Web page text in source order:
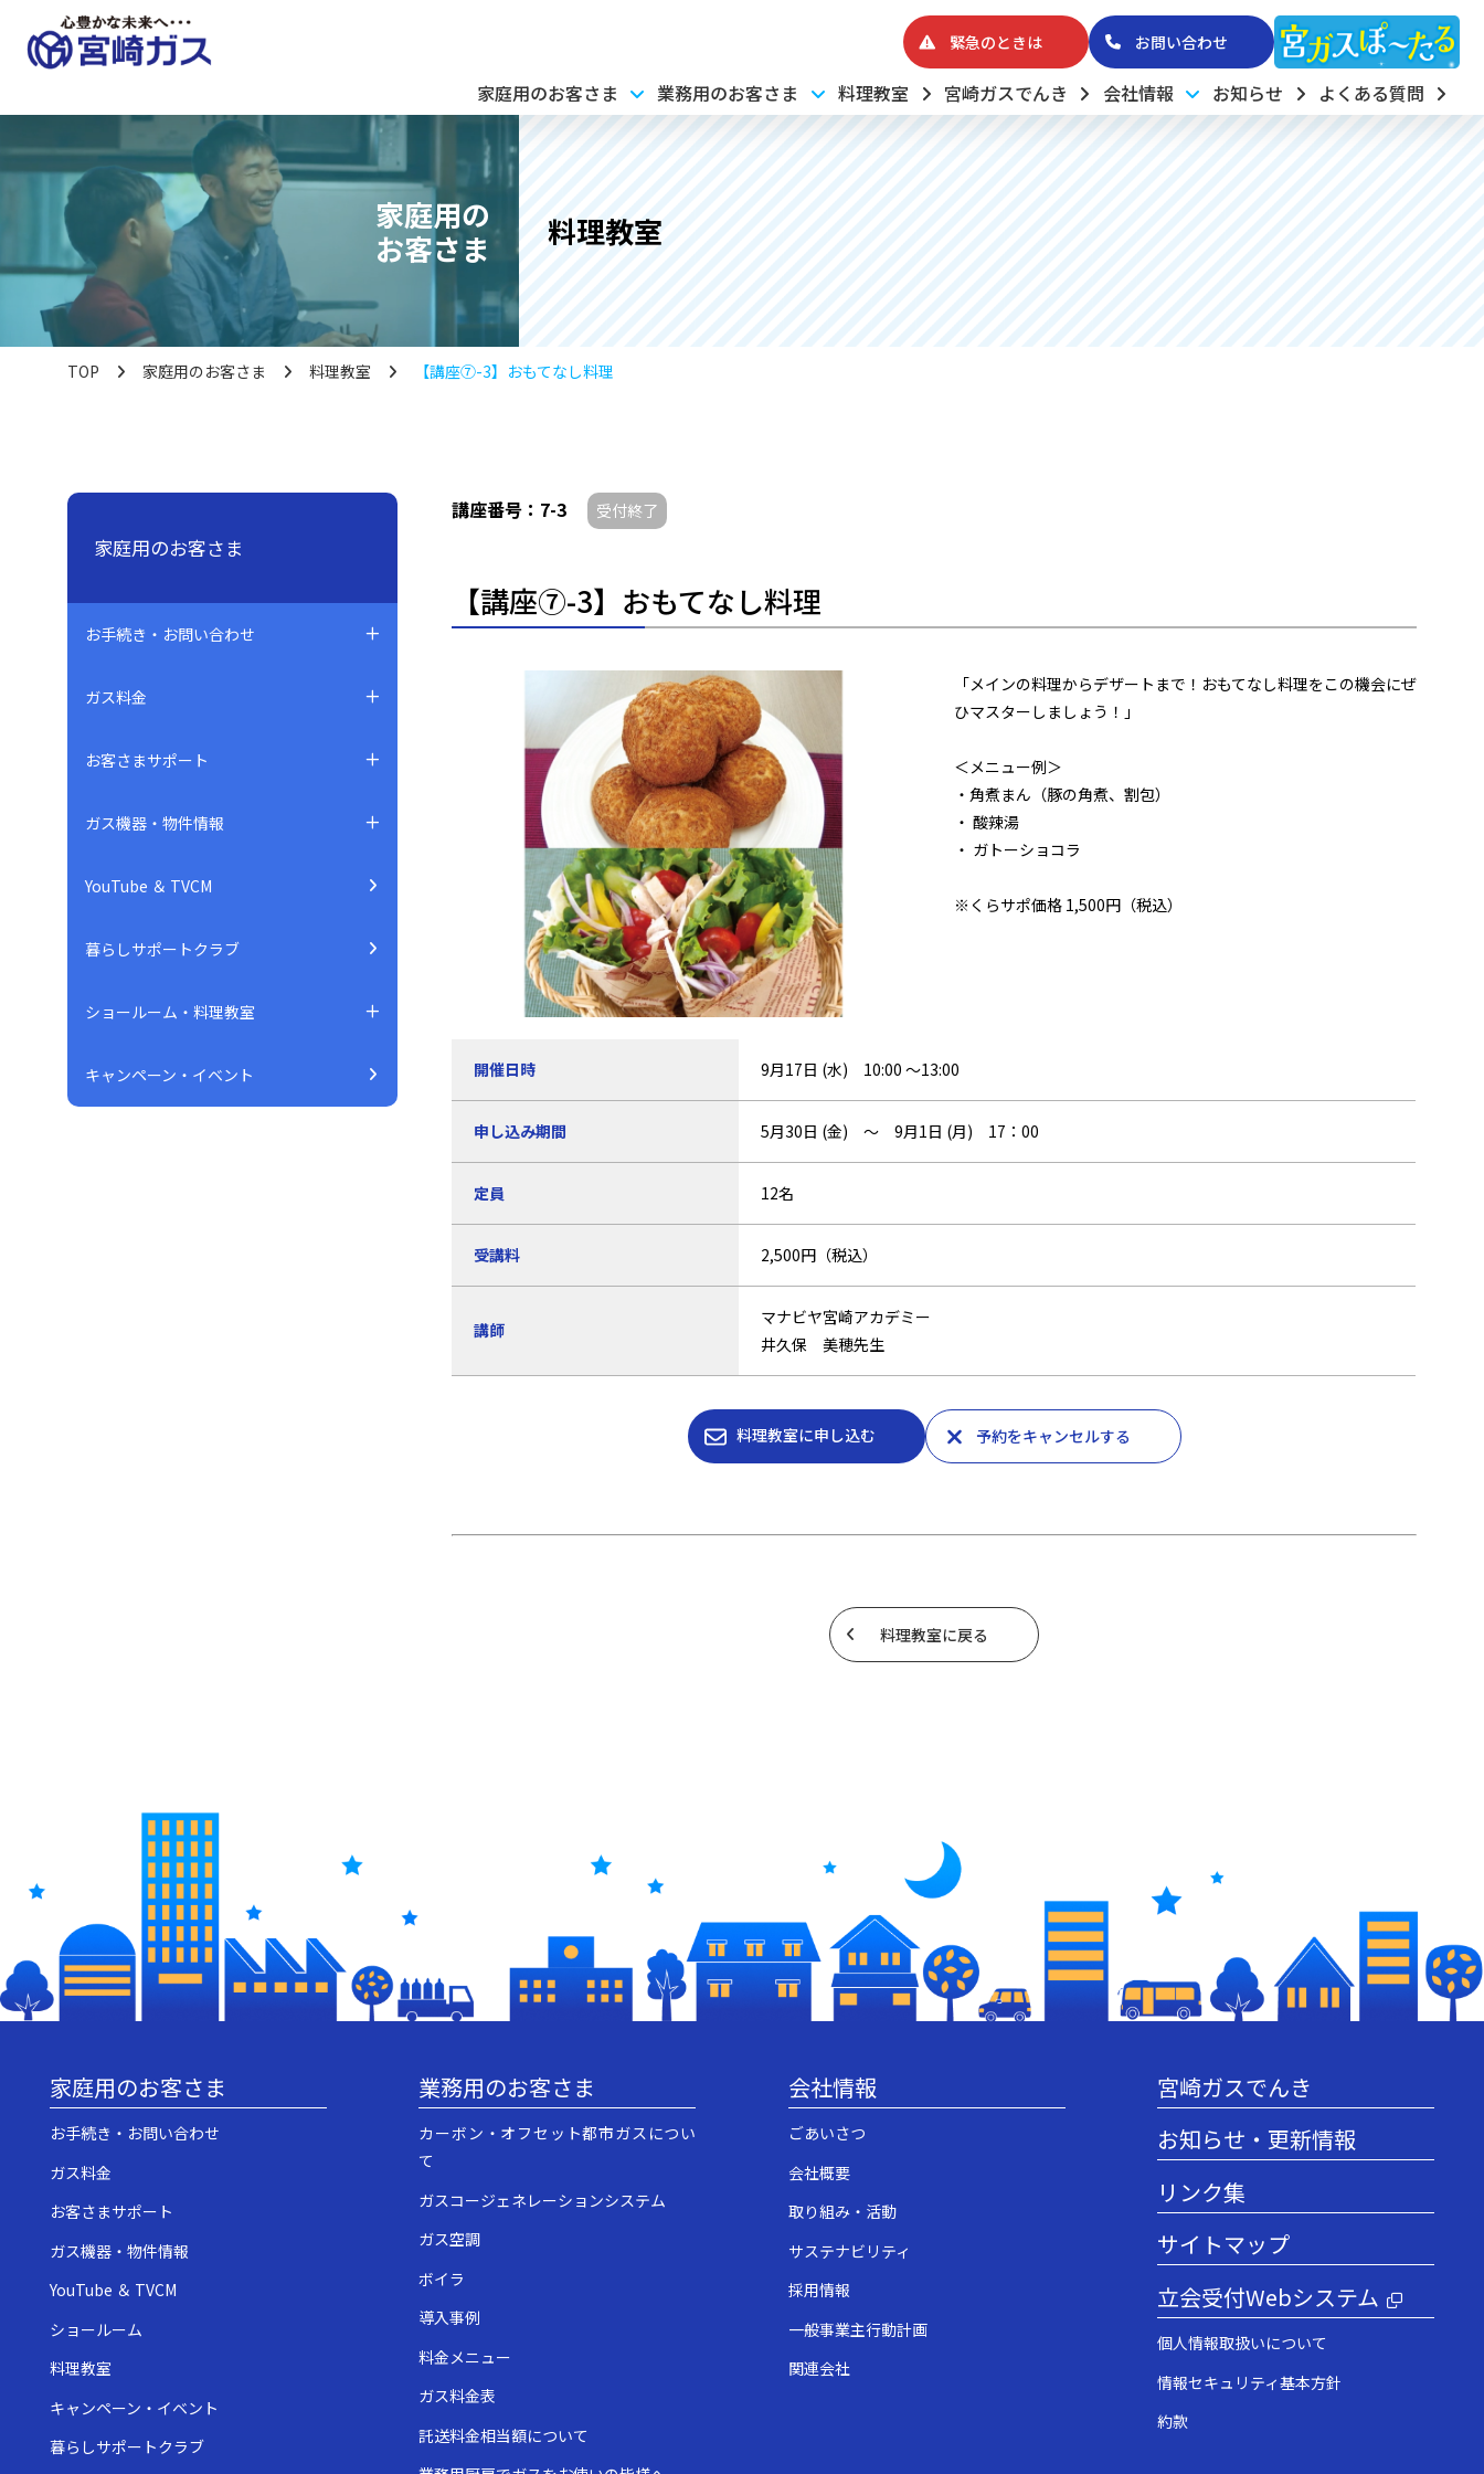
緊急のときは お問い合わせ
家庭用のお客さま 業務用のお客さま 料理教室 宮崎ガスでんき 会社情報 お知らせ よくある質問
家庭用の
お客さま
料理教室
TOP 家庭用のお客さま 料理教室 【講座⑦-3】おもてなし料理
家庭用のお客さま
お手続き・お問い合わせ
ガス料金
お客さまサポート
ガス機器・物件情報
YouTube ＆ TVCM
暮らしサポートクラブ
ショールーム・料理教室
キャンペーン・イベント
講座番号：7-3 受付終了
【講座⑦-3】おもてなし料理
「メインの料理からデザートまで！おもてなし料理をこの機会にぜ
ひマスターしましょう！」
＜メニュー例＞
・角煮まん（豚の角煮、割包）
・ 酸辣湯
・ ガトーショコラ
※くらサポ価格 1,500円（税込）
開催日時 9月17日 (水) 10:00 ～13:00
申し込み期間 5月30日 (金) ～ 9月1日 (月) 17：00
定員 12名
受講料 2,500円（税込）
講師
マナビヤ宮崎アカデミー
井久保 美穂先生
料理教室に申し込む 予約をキャンセルする
料理教室に戻る
家庭用のお客さま
お手続き・お問い合わせ
ガス料金
お客さまサポート
ガス機器・物件情報
YouTube ＆ TVCM
ショールーム
料理教室
キャンペーン・イベント
暮らしサポートクラブ
業務用のお客さま
カーボン・オフセット都市ガスについ
て
ガスコージェネレーションシステム
ガス空調
ボイラ
導入事例
料金メニュー
ガス料金表
託送料金相当額について
会社情報
ごあいさつ
会社概要
取り組み・活動
サステナビリティ
採用情報
一般事業主行動計画
関連会社
宮崎ガスでんき
お知らせ・更新情報
リンク集
サイトマップ
立会受付Webシステム
個人情報取扱いについて
情報セキュリティ基本方針
約款